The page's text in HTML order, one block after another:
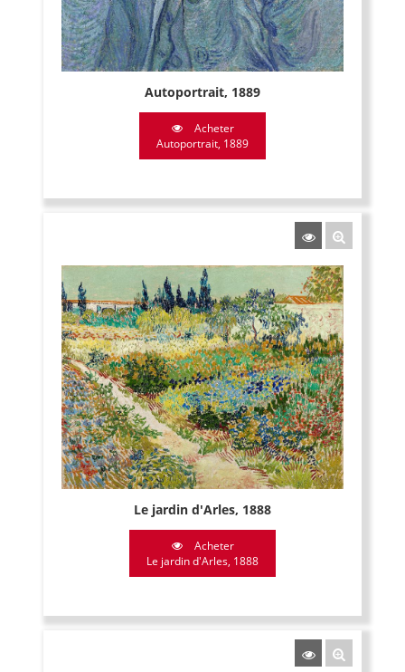
Autoportrait, 1889
Acheter
Autoportrait, 1889
Le jardin d'Arles, 1888
Acheter
Le jardin d'Arles, 1888